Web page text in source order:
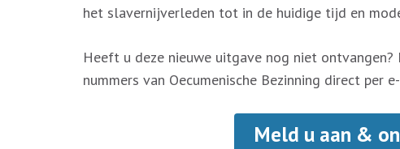
het slavernijverleden tot in de huidige tijd en
Heeft u deze nieuwe uitgave nog niet
nummers van Oecumenische Bezinning direct per
Meld u aan &